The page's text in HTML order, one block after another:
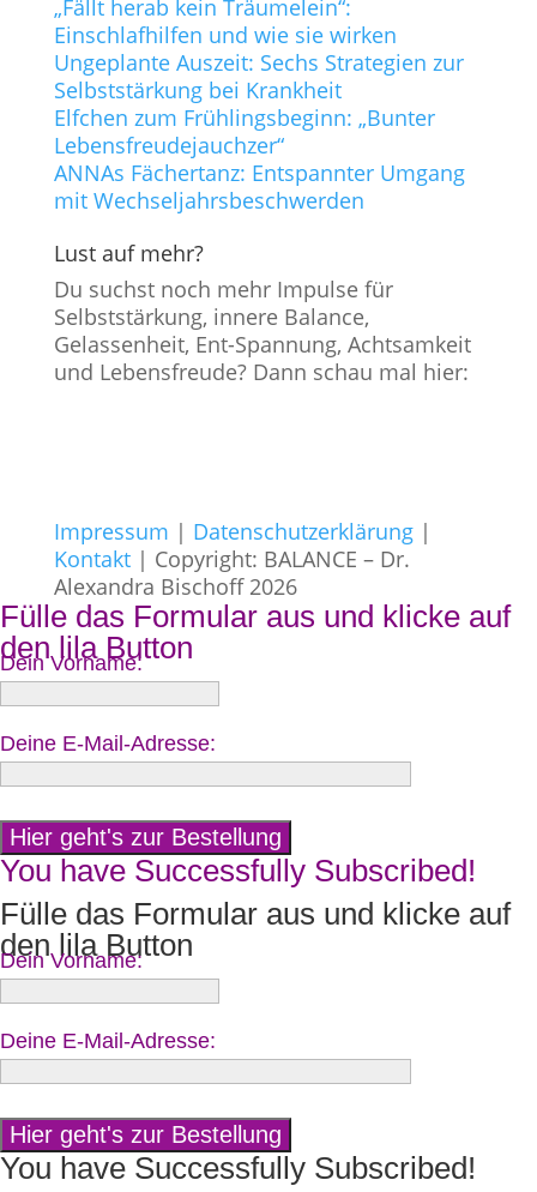
„Fällt herab kein Träumelein“:
Einschlafhilfen und wie sie wirken
Ungeplante Auszeit: Sechs Strategien zur
Selbststärkung bei Krankheit
Elfchen zum Frühlingsbeginn: „Bunter
Lebensfreudejauchzer“
ANNAs Fächertanz: Entspannter Umgang
mit Wechseljahrsbeschwerden
Lust auf mehr?
Du suchst noch mehr Impulse für
Selbststärkung, innere Balance,
Gelassenheit, Ent-Spannung, Achtsamkeit
und Lebensfreude? Dann schau mal hier:
Impressum | Datenschutzerklärung|
Kontakt| Copyright: BALANCE – Dr.
Alexandra Bischoff 2026
Fülle das Formular aus und klicke auf
den lila Button
Dein Vorname:
Deine E-Mail-Adresse:
You have Successfully Subscribed!
Fülle das Formular aus und klicke auf
den lila Button
Dein Vorname:
Deine E-Mail-Adresse:
You have Successfully Subscribed!